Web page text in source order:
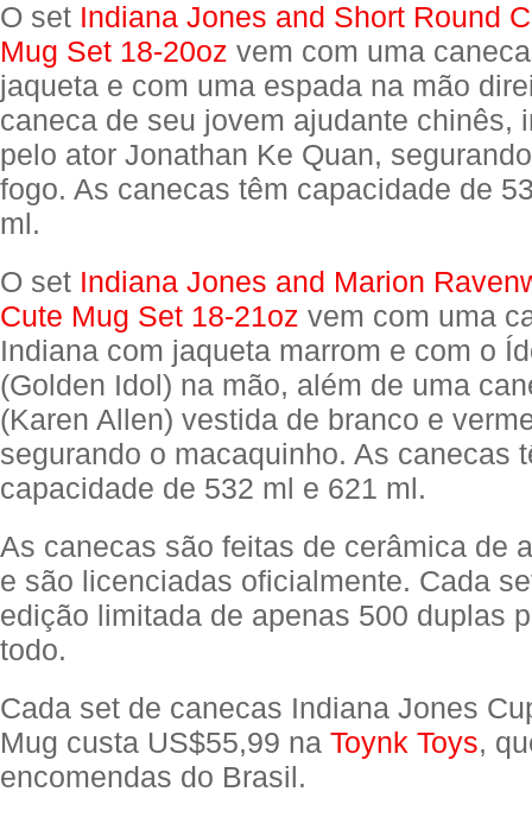
O set Indiana Jones and Short Round
Mug Set 18-20oz vem com uma
jaqueta e com uma espada na mão
caneca de seu jovem ajudante chinês,
pelo ator Jonathan Ke Quan,
fogo. As canecas têm capacidade de
ml.
O set Indiana Jones and Marion
Cute Mug Set 18-21oz vem com uma
Indiana com jaqueta marrom e com o
(Golden Idol) na mão, além de uma
(Karen Allen) vestida de branco e
segurando o macaquinho. As canecas
capacidade de 532 ml e 621 ml.
As canecas são feitas de cerâmica de
e são licenciadas oficialmente. Cada
edição limitada de apenas 500 duplas
todo.
Cada set de canecas Indiana Jones
Mug custa US$55,99 na Toynk Toys,
encomendas do Brasil.